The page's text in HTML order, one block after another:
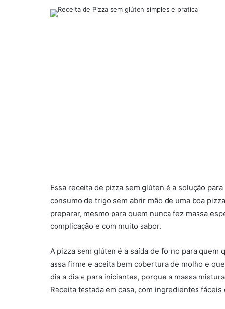
Essa receita de pizza sem glúten é a solução
consumo de trigo sem abrir mão de uma boa
preparar, mesmo para quem nunca fez massa
complicação e com muito sabor.
A pizza sem glúten é a saída de forno para quem
assa firme e aceita bem cobertura de molho e
dia a dia e para iniciantes, porque a massa
Receita testada em casa, com ingredientes fáceis